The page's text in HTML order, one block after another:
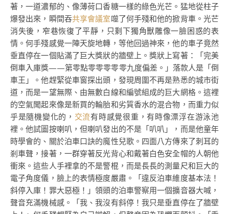
著，一道濃郁的、像薄荷口香糖一樣的綠色光芒。猛地從柱子
爆發出來，瞬間吞共享會議室噬了何手殘和他的掀背車。光芒
消失後，窄巷恢復了平靜，只剩下獨角獸雕像一臉困惑的表
情。何手殘感覺一陣天旋地轉，等他回過神來，他的車子竟然
垂直停在一個貼滿了巨大獎狀的牆壁上。獎狀上寫著：「完美
倒車入庫獎——第零點零零零零零九度偏差。」落款人是「倒
車王」。他趕緊從車窗探出頭，發現周圍不再是熟悉的城市街
道，而是一望無際、由無數白線和編號組成的巨大網格。這裡
的空氣聞起來像是新買的輪胎和劣質香水的混合物，而重力似
乎是隨機變化的， 交流有時感覺很重，有時像漂浮在游泳池
裡。他試圖按喇叭，但喇叭發出的不是「叭叭」，而是他童年
時學會的、關於泊車口訣的魔性兒歌。四面八方傳來了刺耳的
剎車聲，接著，一群穿著反光背心和戴著白色安全帽的人朝他
衝來。這些人手裡拿的不是警棍，而是長長的測量尺和巨大的
電子角度儀，臉上的表情極度嚴肅。「違反泊車維度基本法！
斜停入庫！罪大惡極！」領頭的泊車警察用一個擴音器大喊，
聲音充滿機械感。「我、我沒有斜停！我只是垂直停在了牆壁